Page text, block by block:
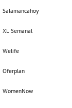
Salamancahoy
XL Semanal
Welife
Oferplan
WomenNow